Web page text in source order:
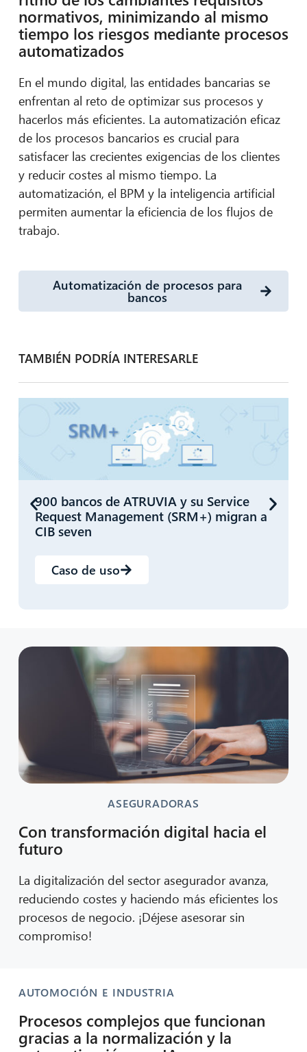
normativos, minimizando al mismo
tiempo los riesgos mediante procesos
automatizados
En el mundo digital, las entidades bancarias se
enfrentan al reto de optimizar sus procesos y
hacerlos más eficientes. La automatización eficaz
de los procesos bancarios es crucial para
satisfacer las crecientes exigencias de los clientes
y reducir costes al mismo tiempo. La
automatización, el BPM y la inteligencia artificial
permiten aumentar la eficiencia de los flujos de
trabajo.
Automatización de procesos para
bancos
TAMBIÉN PODRÍA INTERESARLE
900 bancos de ATRUVIA y su Service
Request Management (SRM+) migran a
CIB seven
Caso de uso
ASEGURADORAS
Con transformación digital hacia el
futuro
La digitalización del sector asegurador avanza,
reduciendo costes y haciendo más eficientes los
procesos de negocio. ¡Déjese asesorar sin
compromiso!
AUTOMOCIÓN E INDUSTRIA
Procesos complejos que funcionan
gracias a la normalización y la